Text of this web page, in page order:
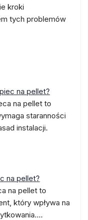
kroki
tych problemów
na pellet?
na pellet to
staranności
instalacji.
na pellet?
na pellet to
który wpływa na